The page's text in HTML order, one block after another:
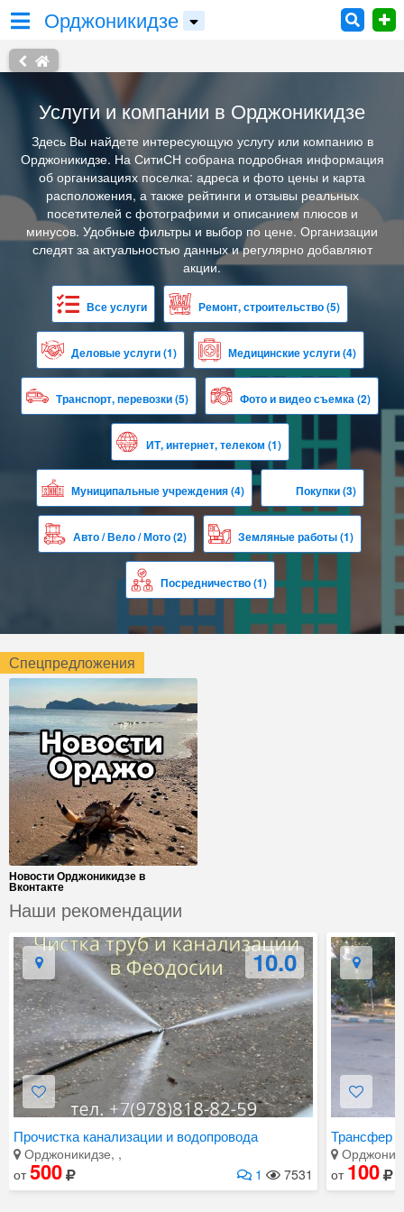
Орджоникидзе
Услуги и компании в Орджоникидзе
Здесь Вы найдете интересующую услугу или компанию в
Орджоникидзе. На СитиСН собрана подробная информация
об организациях поселка: адреса и фото цены и карта
расположения, а также рейтинги и отзывы реальных
посетителей с фотографими и описанием плюсов и
минусов. Удобные фильтры и выбор по цене. Организации
следят за актуальностью данных и регулярно добавляют
акции.
Все услуги Ремонт, строительство(5)
Деловые услуги(1) Медицинские услуги(4)
Транспорт, перевозки(5) Фото и видео съемка(2)
ИТ, интернет, телеком (1)
Муниципальные учреждения(4) Покупки(3)
Авто / Вело / Мото(2) Земляные работы(1)
Посредничество(1)
Спецпредложения
Новости Орджоникидзе в
Вконтакте
Наши рекомендации
10.0
Прочистка канализации и водопровода
Орджоникидзе, ,
от500 1 7531
Трансфер
от 100